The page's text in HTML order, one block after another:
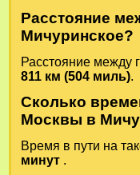
Расстояние
Мичуринское?
Расстояние между
811 км (504 миль).
Сколько
Москвы в
Время в пути на
минут .